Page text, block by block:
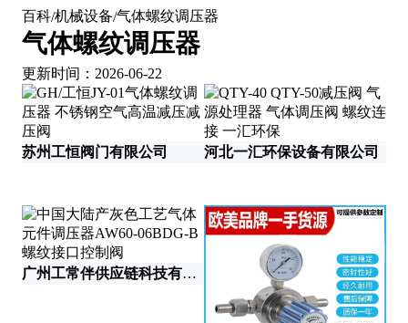
百科/机械设备/气体螺纹调压器
气体螺纹调压器
更新时间：2026-06-22
苏州工恒阀门有限公司 河北一汇环保设备有限公司
广州工常伴供应链科技有限公司